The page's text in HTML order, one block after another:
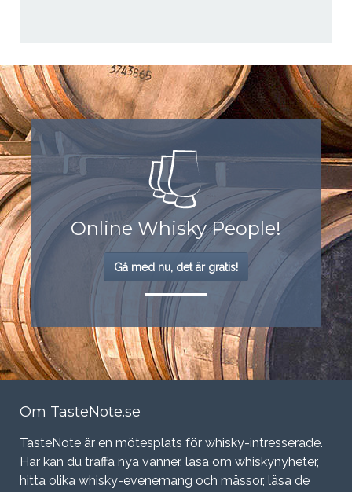
Online Whisky People!
Gå med nu, det är gratis!
Om TasteNote.se
TasteNote är en mötesplats för whisky-intresserade.
Här kan du träffa nya vänner, läsa om whiskynyheter,
hitta olika whisky-evenemang och mässor, läsa de